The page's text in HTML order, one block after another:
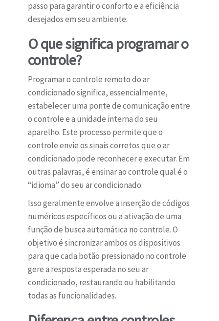
passo para garantir o conforto e a eficiência
desejados em seu ambiente.
O que significa programar o
controle?
Programar o controle remoto do ar
condicionado significa, essencialmente,
estabelecer uma ponte de comunicação entre
o controle e a unidade interna do seu
aparelho. Este processo permite que o
controle envie os sinais corretos que o ar
condicionado pode reconhecer e executar. Em
outras palavras, é ensinar ao controle qual é o
“idioma” do seu ar condicionado.
Isso geralmente envolve a inserção de códigos
numéricos específicos ou a ativação de uma
função de busca automática no controle. O
objetivo é sincronizar ambos os dispositivos
para que cada botão pressionado no controle
gere a resposta esperada no seu ar
condicionado, restaurando ou habilitando
todas as funcionalidades.